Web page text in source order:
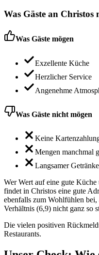
Was Gäste an Christos
Was Gäste mögen
Exzellente Küche
Herzlicher Service
Angenehme
Was Gäste nicht mögen
Keine
Mengen manchmal
Langsamer
Wer Wert auf eine gute
findet in Christos eine gute
ebenfalls zum Wohlfühlen
Verhältnis (6,9) nicht ganz so
Die vielen positiven
Restaurants.